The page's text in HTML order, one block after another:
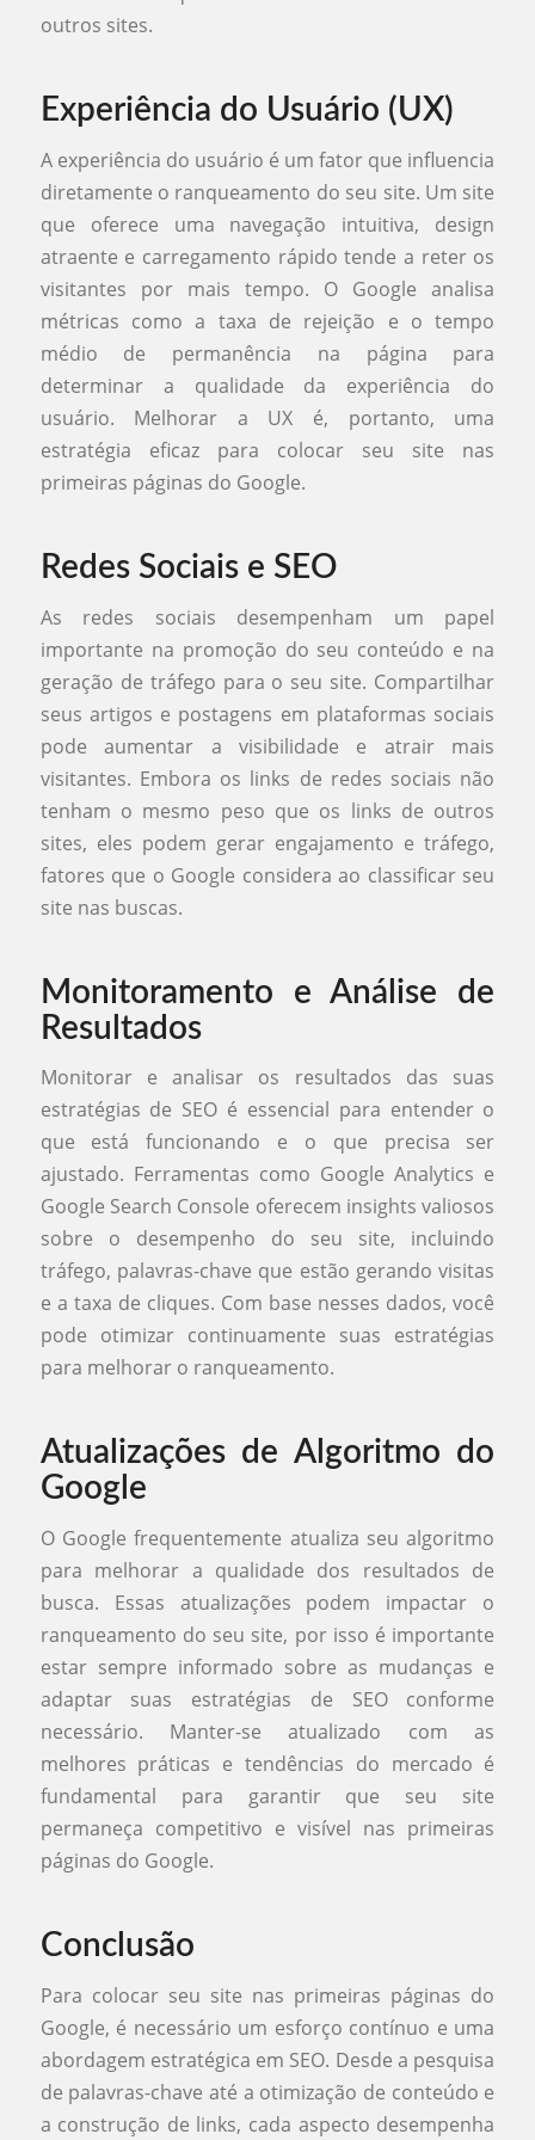
outros sites.
Experiência do Usuário (UX)
A experiência do usuário é um fator que influencia
diretamente o ranqueamento do seu site. Um site
que oferece uma navegação intuitiva, design
atraente e carregamento rápido tende a reter os
visitantes por mais tempo. O Google analisa
métricas como a taxa de rejeição e o tempo
médio de permanência na página para
determinar a qualidade da experiência do
usuário. Melhorar a UX é, portanto, uma
estratégia eficaz para colocar seu site nas
primeiras páginas do Google.
Redes Sociais e SEO
As redes sociais desempenham um papel
importante na promoção do seu conteúdo e na
geração de tráfego para o seu site. Compartilhar
seus artigos e postagens em plataformas sociais
pode aumentar a visibilidade e atrair mais
visitantes. Embora os links de redes sociais não
tenham o mesmo peso que os links de outros
sites, eles podem gerar engajamento e tráfego,
fatores que o Google considera ao classificar seu
site nas buscas.
Monitoramento e Análise de
Resultados
Monitorar e analisar os resultados das suas
estratégias de SEO é essencial para entender o
que está funcionando e o que precisa ser
ajustado. Ferramentas como Google Analytics e
Google Search Console oferecem insights valiosos
sobre o desempenho do seu site, incluindo
tráfego, palavras-chave que estão gerando visitas
e a taxa de cliques. Com base nesses dados, você
pode otimizar continuamente suas estratégias
para melhorar o ranqueamento.
Atualizações de Algoritmo do
Google
O Google frequentemente atualiza seu algoritmo
para melhorar a qualidade dos resultados de
busca. Essas atualizações podem impactar o
ranqueamento do seu site, por isso é importante
estar sempre informado sobre as mudanças e
adaptar suas estratégias de SEO conforme
necessário. Manter-se atualizado com as
melhores práticas e tendências do mercado é
fundamental para garantir que seu site
permaneça competitivo e visível nas primeiras
páginas do Google.
Conclusão
Para colocar seu site nas primeiras páginas do
Google, é necessário um esforço contínuo e uma
abordagem estratégica em SEO. Desde a pesquisa
de palavras-chave até a otimização de conteúdo e
a construção de links, cada aspecto desempenha